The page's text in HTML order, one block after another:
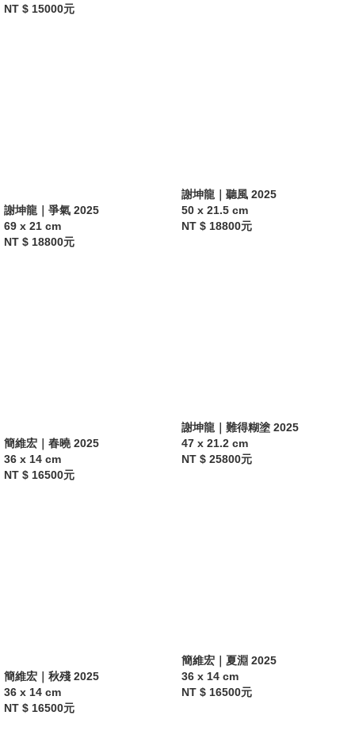
NT $ 15000元
謝坤龍｜聽風 2025
50 x 21.5 cm
NT $ 18800元
謝坤龍｜爭氣 2025
69 x 21 cm
NT $ 18800元
謝坤龍｜難得糊塗 2025
47 x 21.2 cm
NT $ 25800元
簡維宏｜春曉 2025
36 x 14 cm
NT $ 16500元
簡維宏｜夏淵 2025
36 x 14 cm
NT $ 16500元
簡維宏｜秋殘 2025
36 x 14 cm
NT $ 16500元